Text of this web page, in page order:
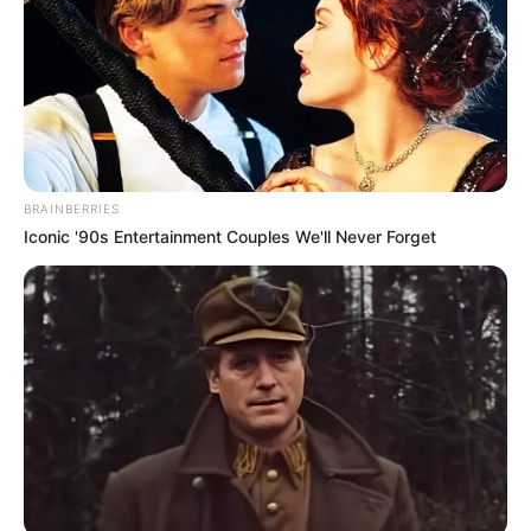
Δεκεμβρίου 2023.
Έφυγε το μεσημέρι από το σπίτι του με σκοπό
να πάει να κυνηγήσει λίγα χιλιόμετρα μακρυά.
Κατευθύνθηκε στην περιοχή Άγιος Αιδηψού.
Για όσους δεν γνωρίζουν την περιοχή οΆγιος
Αιδηψούείναι ένα από τα μεγαλύτερα χωριά
της Βόρειας Εύβοιας.
ΟΆγιος
είναι χωριό του δήμου Ιστιαίας –
Αιδηψού και είναι μέσα στην φύση.
Είναι κτισμένο σε υψόμετρο 100 μέτρων σε
λόφους και είναι ανάμεσα στην Ιστιαία και
την Αιδηψό.
BRAINBERRIES
Iconic '90s Entertainment Couples We'll Never Forget